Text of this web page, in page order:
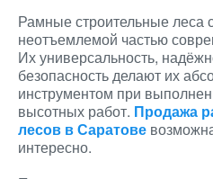
Рамные строительные леса
неотъемлемой частью
Их универсальность,
безопасность делают их
инструментом при
высотных работ. Продажа
лесов в Саратове
интересно.